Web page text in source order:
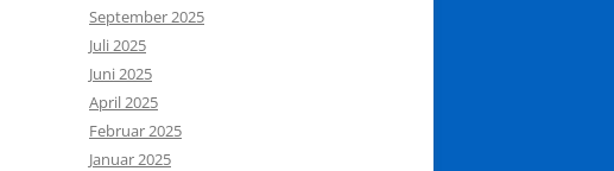
September 2025
Juli 2025
Juni 2025
April 2025
Februar 2025
Januar 2025